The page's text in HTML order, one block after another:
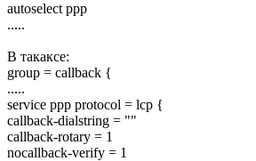
autoselect ppp
.....
В такаксе:
group = callback {
.....
service ppp protocol = lcp {
callback-dialstring = ""
callback-rotary = 1
nocallback-verify = 1